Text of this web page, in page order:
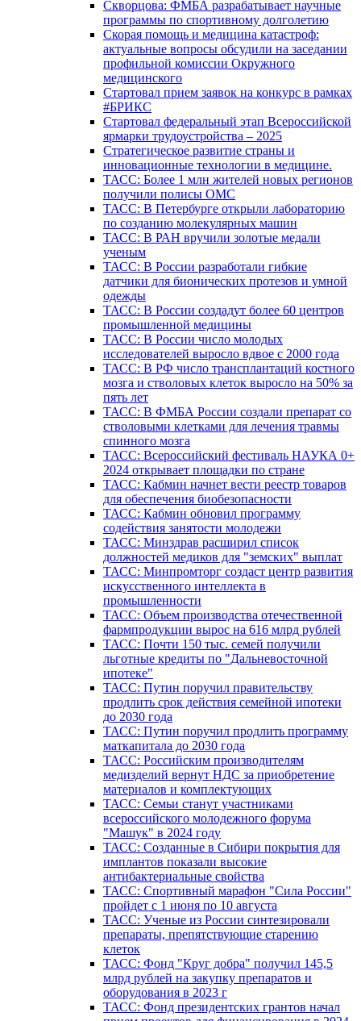
Скворцова: ФМБА разрабатывает научные
программы по спортивному долголетию
Скорая помощь и медицина катастроф:
актуальные вопросы обсудили на заседании
профильной комиссии Окружного
медицинского
Стартовал прием заявок на конкурс в рамках
#БРИКС
Стартовал федеральный этап Всероссийской
ярмарки трудоустройства – 2025
Стратегическое развитие страны и
инновационные технологии в медицине.
ТАСС: Более 1 млн жителей новых регионов
получили полисы ОМС
ТАСС: В Петербурге открыли лабораторию
по созданию молекулярных машин
ТАСС: В РАН вручили золотые медали
ученым
ТАСС: В России разработали гибкие
датчики для бионических протезов и умной
одежды
ТАСС: В России создадут более 60 центров
промышленной медицины
ТАСС: В России число молодых
исследователей выросло вдвое с 2000 года
ТАСС: В РФ число трансплантаций костного
мозга и стволовых клеток выросло на 50% за
пять лет
ТАСС: В ФМБА России создали препарат со
стволовыми клетками для лечения травмы
спинного мозга
ТАСС: Всероссийский фестиваль НАУКА 0+
2024 открывает площадки по стране
ТАСС: Кабмин начнет вести реестр товаров
для обеспечения биобезопасности
ТАСС: Кабмин обновил программу
содействия занятости молодежи
ТАСС: Минздрав расширил список
должностей медиков для "земских" выплат
ТАСС: Минпромторг создаст центр развития
искусственного интеллекта в
промышленности
ТАСС: Объем производства отечественной
фармпродукции вырос на 616 млрд рублей
ТАСС: Почти 150 тыс. семей получили
льготные кредиты по "Дальневосточной
ипотеке"
ТАСС: Путин поручил правительству
продлить срок действия семейной ипотеки
до 2030 года
ТАСС: Путин поручил продлить программу
маткапитала до 2030 года
ТАСС: Российским производителям
медизделий вернут НДС за приобретение
материалов и комплектующих
ТАСС: Семьи станут участниками
всероссийского молодежного форума
"Машук" в 2024 году
ТАСС: Созданные в Сибири покрытия для
имплантов показали высокие
антибактериальные свойства
ТАСС: Спортивный марафон "Сила России"
пройдет с 1 июня по 10 августа
ТАСС: Ученые из России синтезировали
препараты, препятствующие старению
клеток
ТАСС: Фонд "Круг добра" получил 145,5
млрд рублей на закупку препаратов и
оборудования в 2023 г
ТАСС: Фонд президентских грантов начал